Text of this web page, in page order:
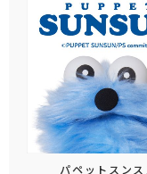
パペットスンス